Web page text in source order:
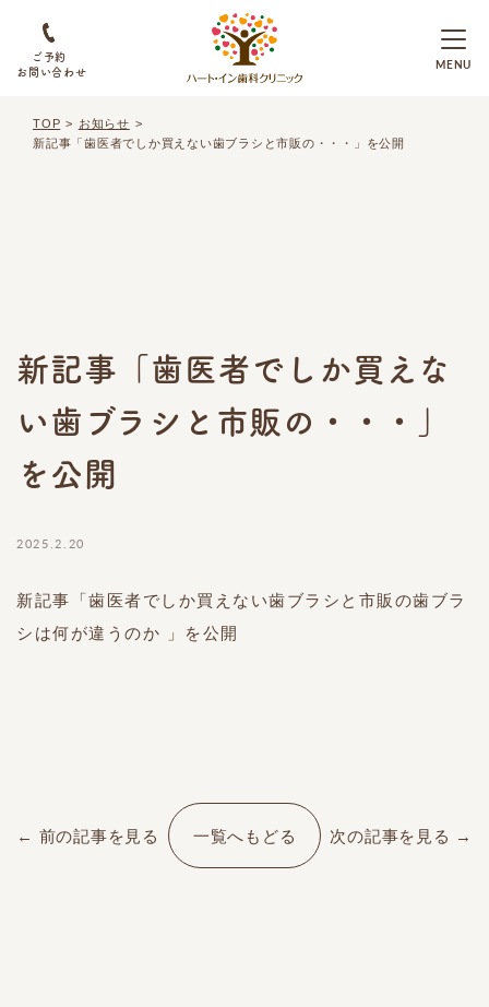
TOP
お知らせ
新記事「歯医者でしか買えない歯ブラシと市販の・・・」を公開
新記事「歯医者でしか買えな
い歯ブラシと市販の・・・」
を公開
2025.2.20
新記事「歯医者でしか買えない歯ブラシと市販の歯ブラ
シは何が違うのか 」を公開
← 前の記事を見る 一覧へもどる 次の記事を見る →
ご予約
お問い合わせ